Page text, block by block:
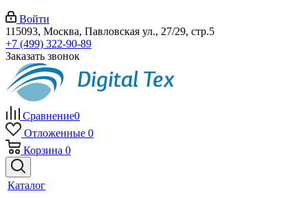
Войти
115093, Москва, Павловская ул., 27/29, стр.5
+7 (499) 322-90-89
Заказать звонок
Сравнение0
Отложенные 0
Корзина 0
Каталог